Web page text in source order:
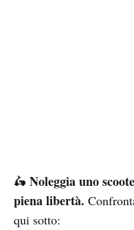
🛵 Noleggia uno
piena libertà.
qui sotto: